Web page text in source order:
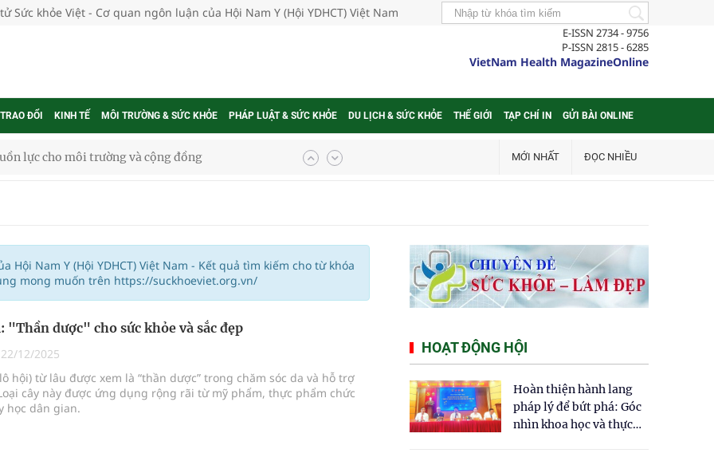
Sức khỏe Việt - Cơ quan ngôn luận của Hội Nam Y (Hội YDHCT) Việt Nam
E-ISSN 2734 - 9756
P-ISSN 2815 - 6285
VietNam Health MagazineOnline
ĐỔI KINH TẾ MÔI TRƯỜNG & SỨC KHỎE PHÁP LUẬT & SỨC KHỎE DU LỊCH & SỨC KHỎE THẾ GIỚI TẠP CHÍ IN GỬI BÀI ONLINE
lực cho môi trường và cộng đồng
riêng 2026
vực cấp cứu, điều trị đột quỵ
lại khai thác vào ngày 19/8
tăng cường chống hàng giả và gian lận thương
MỚI NHẤT ĐỌC NHIỀU
Hội Nam Y (Hội YDHCT) Việt Nam - Kết quả tìm kiếm cho từ khóa
mong muốn trên https://suckhoeviet.org.vn/
"Thần dược" cho sức khỏe và sắc đẹp
22/12/2025
hội) từ lâu được xem là “thần dược” trong chăm sóc da và hỗ trợ
cây này được ứng dụng rộng rãi từ mỹ phẩm, thực phẩm chức
học dân gian.
HOẠT ĐỘNG HỘI
Hoàn thiện hành lang
pháp lý để bứt phá: Góc
nhìn khoa học và thực